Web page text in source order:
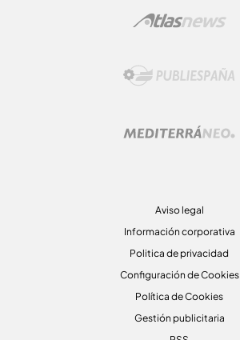
Aviso legal
Información corporativa
Politica de privacidad
Configuración de Cookies
Política de Cookies
Gestión publicitaria